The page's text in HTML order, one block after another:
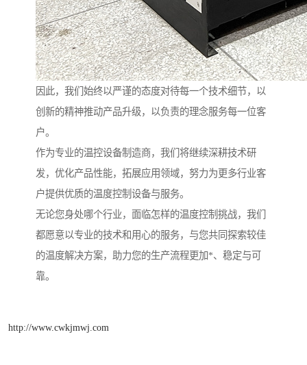
因此，我们始终以严谨的态度对待每一个技术细节，以
创新的精神推动产品升级，以负责的理念服务每一位客
户。
作为专业的温控设备制造商，我们将继续深耕技术研
发，优化产品性能，拓展应用领域，努力为更多行业客
户提供优质的温度控制设备与服务。
无论您身处哪个行业，面临怎样的温度控制挑战，我们
都愿意以专业的技术和用心的服务，与您共同探索较佳
的温度解决方案，助力您的生产流程更加*、稳定与可
靠。
http://www.cwkjmwj.com